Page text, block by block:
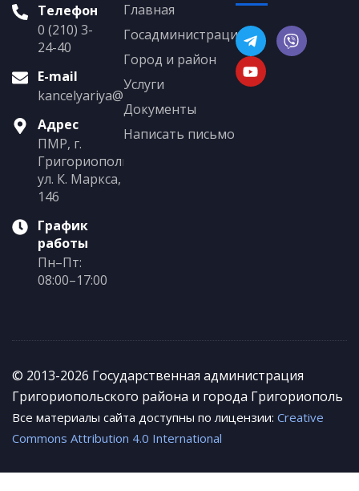
Телефон
0 (210) 3-
24-40
E-mail
kancelyariya@grigoriopol.gospmr.org
Адрес
ПМР, г.
Григориополь,
ул. К. Маркса,
146
График
работы
Пн–Пт:
08:00–17:00
Главная
Госадминистрация
Город и район
Услуги
Документы
Написать письмо
© 2013-2026 Государственная администрация
Григориопольского района и города Григориополь
Все материалы сайта доступны по лицензии: Creative
Commons Attribution 4.0 International